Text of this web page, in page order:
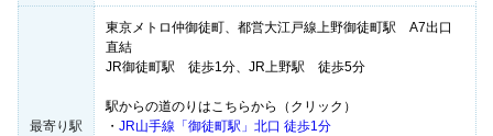
最寄り駅
東京メトロ仲御徒町、都営大江戸線上野御徒町駅 A7出口
直結
JR御徒町駅 徒歩1分、JR上野駅 徒歩5分
駅からの道のりはこちらから（クリック）
・ JR山手線「御徒町駅」北口 徒歩1分